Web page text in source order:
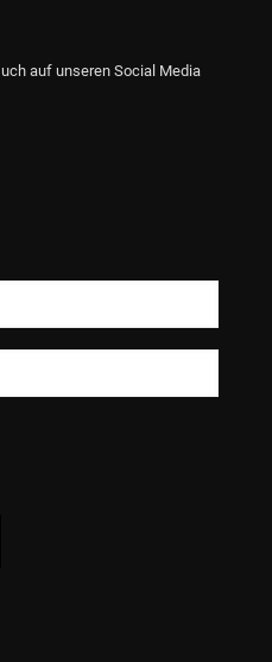
auf unseren Social Media